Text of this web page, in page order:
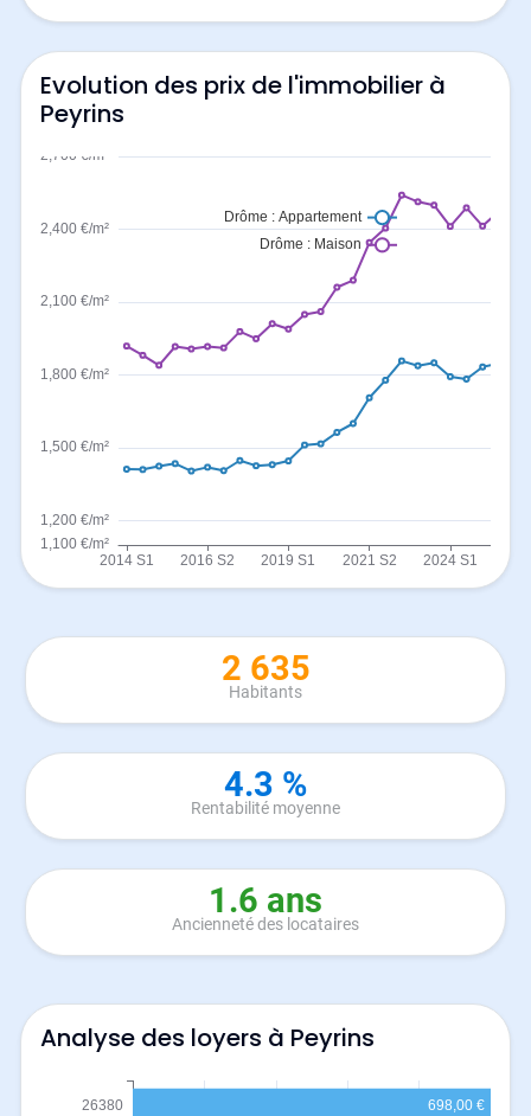
Evolution des prix de l'immobilier à
Peyrins
2 635
Habitants
4.3 %
Rentabilité moyenne
1.6 ans
Ancienneté des locataires
Analyse des loyers à Peyrins